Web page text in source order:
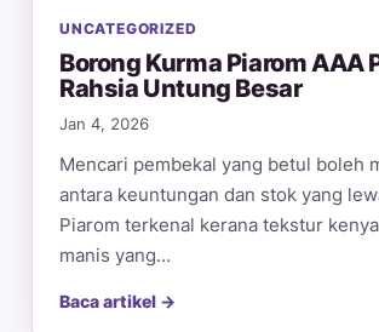
UNCATEGORIZED
Borong Kurma Piarom AAA
Rahsia Untung Besar
Jan 4, 2026
Mencari pembekal yang betul boleh
antara keuntungan dan stok yang
Piarom terkenal kerana tekstur
manis yang…
Baca artikel →